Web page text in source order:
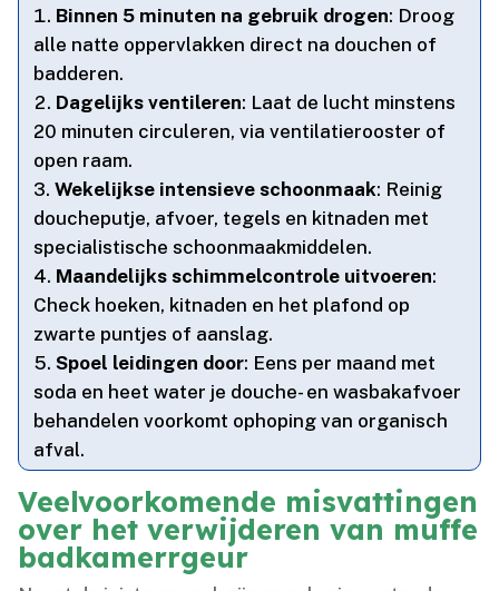
Binnen 5 minuten na gebruik drogen: Droog
alle natte oppervlakken direct na douchen of
badderen.​
Dagelijks ventileren: Laat de lucht minstens
20 minuten circuleren, via ventilatierooster of
open raam.​
Wekelijkse intensieve schoonmaak: Reinig
doucheputje, afvoer, tegels en kitnaden met
specialistische schoonmaakmiddelen.​
Maandelijks schimmelcontrole uitvoeren:
Check hoeken, kitnaden en het plafond op
zwarte puntjes of aanslag.​
Spoel leidingen door: Eens per maand met
soda en heet water je douche- en wasbakafvoer
behandelen voorkomt ophoping van organisch
afval.​
Veelvoorkomende misvattingen
over het verwijderen van muffe
badkamerrgeur